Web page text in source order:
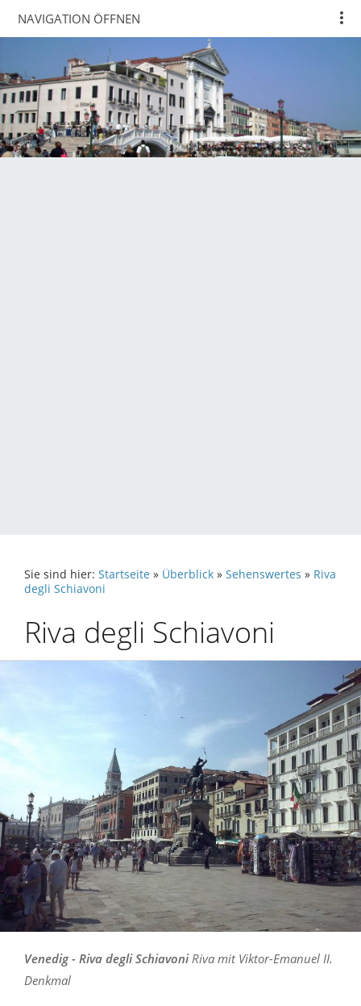
NAVIGATION ÖFFNEN
Sie sind hier: Startseite » Überblick » Sehenswertes » Riva
degli Schiavoni
Riva degli Schiavoni
Venedig - Riva degli SchiavoniRiva mit Viktor-Emanuel II.
Denkmal